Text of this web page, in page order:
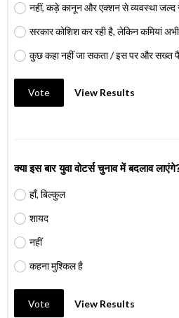
नहीं, कड़े कानून और एक्शन से व्यवस्था जल्द
सरकार कोशिश कर रही है, लेकिन कमियां
कुछ कहा नहीं जा सकता / इस पर और सख्त
Vote View Results
क्या इस बार युवा वोटर्स चुनाव में बदलाव
हाँ, बिल्कुल
शायद
नहीं
कहना मुश्किल है
Vote View Results